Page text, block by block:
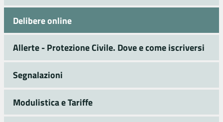
Delibere online
Allerte - Protezione Civile. Dove e come iscriversi
Segnalazioni
Modulistica e Tariffe